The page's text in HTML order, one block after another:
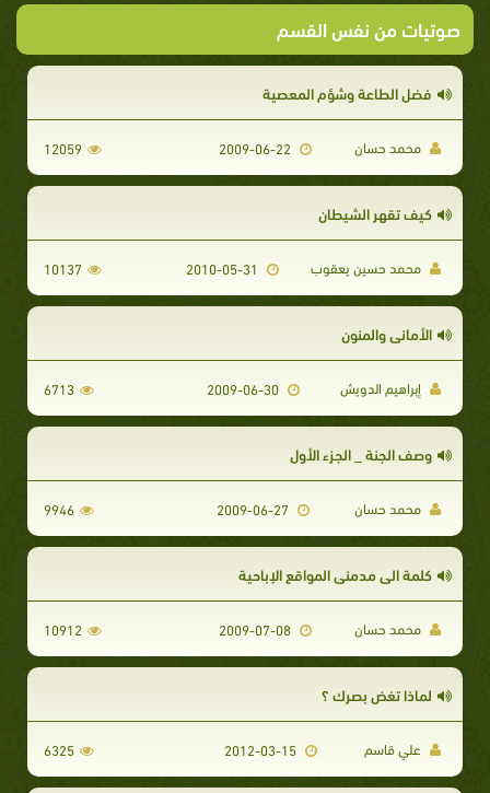
صوتيات من نفس القسم
فضل الطاعة وشؤم المعصية
محمد حسان 12059
كيف تقهر الشيطان
محمد حسين يعقوب 10137
الأماني والمنون
إبراهيم الدويش 2009-06-30
6713
وصف الجنة _ الجزء الأول
محمد حسان 9946
كلمة الى مدمنى المواقع الإباحية
محمد حسان 10912
لماذا تغض بصرك ؟
علي قاسم 6325